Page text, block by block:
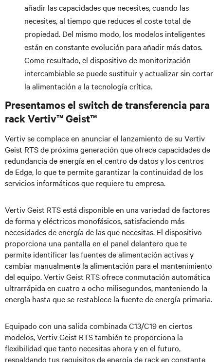
añadir las capacidades que necesites, cuando las
necesites, al tiempo que reduces el coste total de
propiedad. Del mismo modo, los modelos inteligentes
están en constante evolución para añadir más datos.
Como resultado, el dispositivo de monitorización
intercambiable se puede sustituir y actualizar sin cortar
la alimentación a la tecnología crítica.
Presentamos el switch de transferencia para
rack Vertiv™ Geist™
Vertiv se complace en anunciar el lanzamiento de su Vertiv
Geist RTS de próxima generación que ofrece capacidades de
redundancia de energía en el centro de datos y los centros
de Edge, lo que te permite garantizar la continuidad de los
servicios informáticos que requiere tu empresa.
Vertiv Geist RTS está disponible en una variedad de factores
de forma y eléctricos monofásicos, satisfaciendo más
necesidades de energía de las que necesitas. El dispositivo
proporciona una pantalla en el panel delantero que te
permite identificar las fuentes de alimentación activas y
cambiar manualmente la alimentación para el mantenimiento
del equipo. Vertiv Geist RTS ofrece conmutación automática
ultrarrápida en cuatro a ocho milisegundos, manteniendo la
energía hasta que se restablece la fuente de energía primaria.
Equipado con una salida combinada C13/C19 en ciertos
modelos, Vertiv Geist RTS también te proporciona la
flexibilidad que tanto necesitas ahora y en el futuro,
respaldando tus requisitos de energía de rack en constante